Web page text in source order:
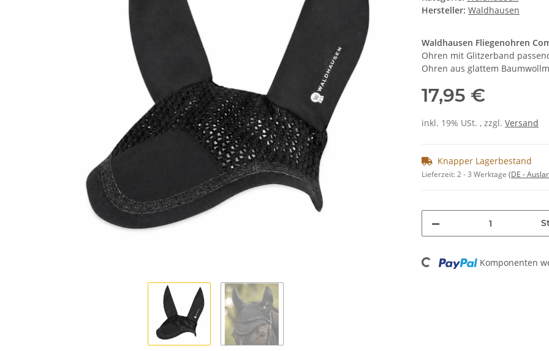
Hersteller: Waldhausen
Waldhausen Fliegenohren
Ohren mit Glitzerband
Ohren aus glattem
17,95 €
inkl. 19% USt. , zzgl. Versand
Knapper Lagerbestand
Lieferzeit:2 - 3 Werktage (DE -
Loading... Komponenten